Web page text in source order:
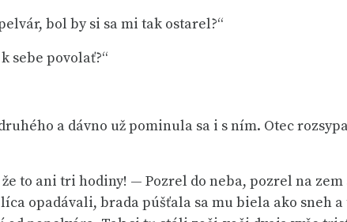
bol by si sa mi tak ostarel?“
sebe povolať?“
a dávno už pominula sa i s ním. Otec
to ani tri hodiny! — Pozrel do neba, pozrel na zem
opadávali, brada púšťala sa mu biela ako sneh